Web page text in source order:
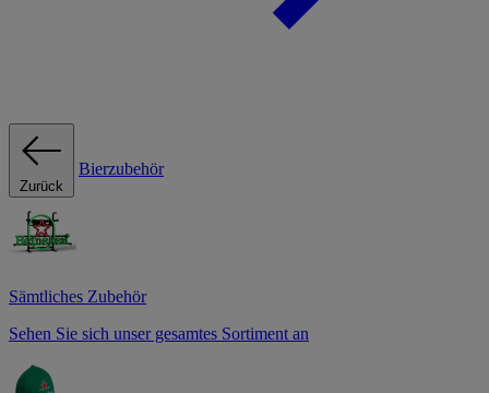
Zurück
Bierzubehör
Sämtliches Zubehör
Sehen Sie sich unser gesamtes Sortiment an